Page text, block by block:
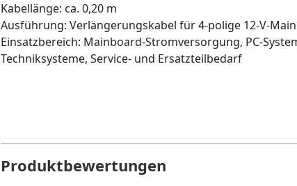
Kabellänge: ca. 0,20 m
Ausführung: Verlängerungskabel für 4-polige 12-V-
Einsatzbereich: Mainboard-Stromversorgung, PC-
Techniksysteme, Service- und Ersatzteilbedarf
Produktbewertungen